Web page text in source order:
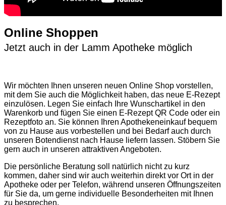
Online Shoppen
Jetzt auch in der Lamm Apotheke möglich
Wir möchten Ihnen unseren neuen Online Shop vorstellen,
mit dem Sie auch die Möglichkeit haben, das neue E-Rezept
einzulösen. Legen Sie einfach Ihre Wunschartikel in den
Warenkorb und fügen Sie einen E-Rezept QR Code oder ein
Rezeptfoto an. Sie können Ihren Apothekeneinkauf bequem
von zu Hause aus vorbestellen und bei Bedarf auch durch
unseren Botendienst nach Hause liefern lassen. Stöbern Sie
gern auch in unseren attraktiven Angeboten.
Die persönliche Beratung soll natürlich nicht zu kurz
kommen, daher sind wir auch weiterhin direkt vor Ort in der
Apotheke oder per Telefon, während unseren Öffnungszeiten
für Sie da, um gerne individuelle Besonderheiten mit Ihnen
zu besprechen.